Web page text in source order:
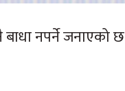
बाधा नपर्ने जनाएको छ